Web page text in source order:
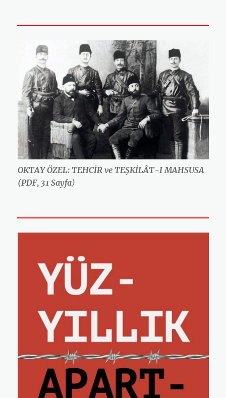
OKTAY ÖZEL: TEHCİR ve TEŞKİLÂT-I MAHSUSA
(PDF, 31 Sayfa)